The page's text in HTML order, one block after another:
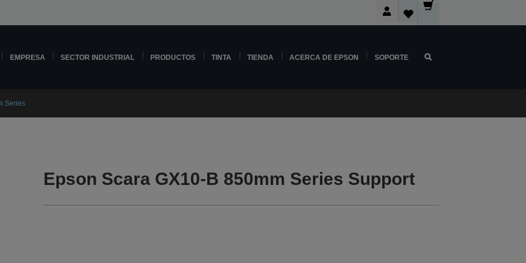
EMPRESA SECTOR INDUSTRIAL PRODUCTOS TINTA TIENDA ACERCA DE EPSON SOPORTE
Series
Epson Scara GX10-B 850mm Series Support